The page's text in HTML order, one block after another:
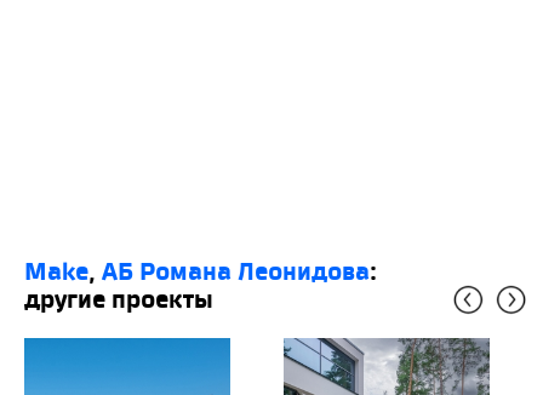
Make, АБ Романа Леонидова:
другие проекты